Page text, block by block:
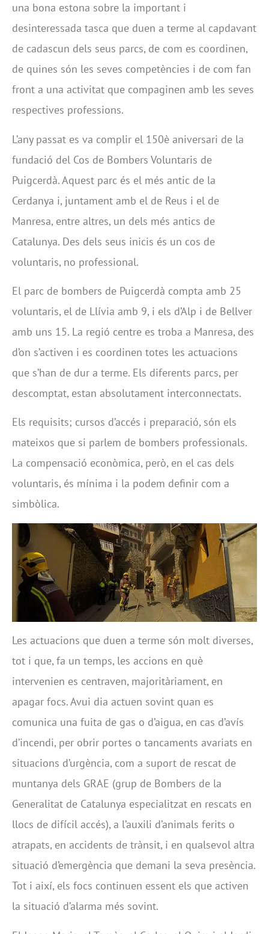
una bona estona sobre la important i
desinteressada tasca que duen a terme al capdavant
de cadascun dels seus parcs, de com es coordinen,
de quines són les seves competències i de com fan
front a una activitat que compaginen amb les seves
respectives professions.
L’any passat es va complir el 150è aniversari de la
fundació del Cos de Bombers Voluntaris de
Puigcerdà. Aquest parc és el més antic de la
Cerdanya i, juntament amb el de Reus i el de
Manresa, entre altres, un dels més antics de
Catalunya. Des dels seus inicis és un cos de
voluntaris, no professional.
El parc de bombers de Puigcerdà compta amb 25
voluntaris, el de Llívia amb 9, i els d’Alp i de Bellver
amb uns 15. La regió centre es troba a Manresa, des
d’on s’activen i es coordinen totes les actuacions
que s’han de dur a terme. Els diferents parcs, per
descomptat, estan absolutament interconnectats.
Els requisits; cursos d’accés i preparació, són els
mateixos que si parlem de bombers professionals.
La compensació econòmica, però, en el cas dels
voluntaris, és mínima i la podem definir com a
simbòlica.
Les actuacions que duen a terme són molt diverses,
tot i que, fa un temps, les accions en què
intervenien es centraven, majoritàriament, en
apagar focs. Avui dia actuen sovint quan es
comunica una fuita de gas o d’aigua, en cas d’avís
d’incendi, per obrir portes o tancaments avariats en
situacions d’urgència, com a suport de rescat de
muntanya dels GRAE (grup de Bombers de la
Generalitat de Catalunya especialitzat en rescats en
llocs de difícil accés), a l’auxili d’animals ferits o
atrapats, en accidents de trànsit, i en qualsevol altra
situació d’emergència que demani la seva presència.
Tot i així, els focs continuen essent els que activen
la situació d’alarma més sovint.